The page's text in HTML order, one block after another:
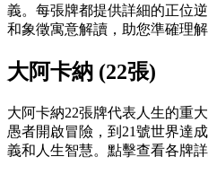
義。每張牌都提供詳細的正位
和象徵寓意解讀，助您準確理解
大阿卡納 (22張)
大阿卡納22張牌代表人生的重
愚者開啟冒險，到21號世界達
義和人生智慧。點擊查看各牌詳